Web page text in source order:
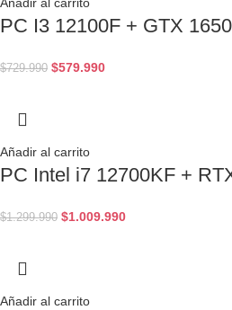
PC I3 12100F + GTX
$729.990 $579.990
Añadir al carrito
PC Intel i7 12700KF +
$1.299.990 $1.009.990
Añadir al carrito